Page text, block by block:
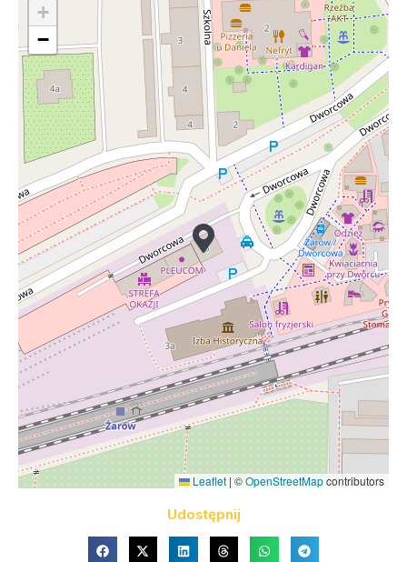
+
−
Leaflet | ©OpenStreetMapcontributors
Udostępnij